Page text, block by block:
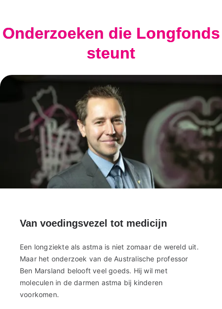
Onderzoeken die Longfonds
steunt
Van voedingsvezel tot medicijn
Een longziekte als astma is niet zomaar de wereld uit.
Maar het onderzoek van de Australische professor
Ben Marsland belooft veel goeds. Hij wil met
moleculen in de darmen astma bij kinderen
voorkomen.